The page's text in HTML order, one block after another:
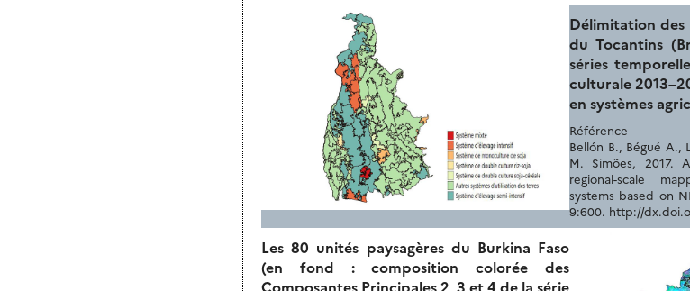
Délimitation des
du Tocantins
séries
culturale
en systèmes
Référence
Bellón B., Bégué A.,
M. Simões, 2017.
regional-scale
systems based on
9:600. http://
Les 80 unités paysagères du Burkina Faso
(en fond : composition colorée des
Composantes Principales 2, 3 et 4 de la série